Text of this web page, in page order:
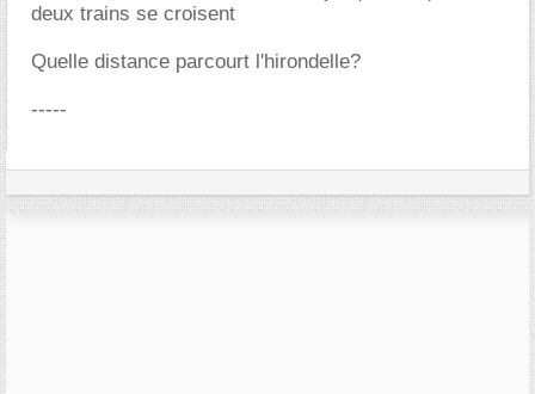
deux trains se croisent
Quelle distance parcourt l'hirondelle?
-----